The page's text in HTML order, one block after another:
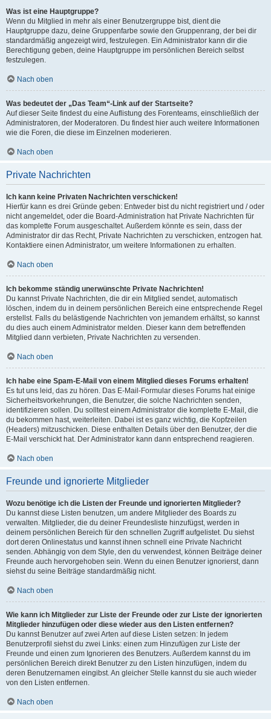
Was ist eine Hauptgruppe?
Wenn du Mitglied in mehr als einer Benutzergruppe bist, dient die
Hauptgruppe dazu, deine Gruppenfarbe sowie den Gruppenrang, der bei dir
standardmäßig angezeigt wird, festzulegen. Ein Administrator kann dir die
Berechtigung geben, deine Hauptgruppe im persönlichen Bereich selbst
festzulegen.
Nach oben
Was bedeutet der „Das Team“-Link auf der Startseite?
Auf dieser Seite findest du eine Auflistung des Forenteams, einschließlich der
Administratoren, der Moderatoren. Du findest hier auch weitere Informationen
wie die Foren, die diese im Einzelnen moderieren.
Nach oben
Private Nachrichten
Ich kann keine Privaten Nachrichten verschicken!
Hierfür kann es drei Gründe geben: Entweder bist du nicht registriert und / oder
nicht angemeldet, oder die Board-Administration hat Private Nachrichten für
das komplette Forum ausgeschaltet. Außerdem könnte es sein, dass der
Administrator dir das Recht, Private Nachrichten zu verschicken, entzogen hat.
Kontaktiere einen Administrator, um weitere Informationen zu erhalten.
Nach oben
Ich bekomme ständig unerwünschte Private Nachrichten!
Du kannst Private Nachrichten, die dir ein Mitglied sendet, automatisch
löschen, indem du in deinem persönlichen Bereich eine entsprechende Regel
erstellst. Falls du belästigende Nachrichten von jemandem erhältst, so kannst
du dies auch einem Administrator melden. Dieser kann dem betreffenden
Mitglied dann verbieten, Private Nachrichten zu versenden.
Nach oben
Ich habe eine Spam-E-Mail von einem Mitglied dieses Forums erhalten!
Es tut uns leid, das zu hören. Das E-Mail-Formular dieses Forums hat einige
Sicherheitsvorkehrungen, die Benutzer, die solche Nachrichten senden,
identifizieren sollen. Du solltest einem Administrator die komplette E-Mail, die
du bekommen hast, weiterleiten. Dabei ist es ganz wichtig, die Kopfzeilen
(Headers) mitzuschicken. Diese enthalten Details über den Benutzer, der die
E-Mail verschickt hat. Der Administrator kann dann entsprechend reagieren.
Nach oben
Freunde und ignorierte Mitglieder
Wozu benötige ich die Listen der Freunde und ignorierten Mitglieder?
Du kannst diese Listen benutzen, um andere Mitglieder des Boards zu
verwalten. Mitglieder, die du deiner Freundesliste hinzufügst, werden in
deinem persönlichen Bereich für den schnellen Zugriff aufgelistet. Du siehst
dort deren Onlinestatus und kannst ihnen schnell eine Private Nachricht
senden. Abhängig von dem Style, den du verwendest, können Beiträge deiner
Freunde auch hervorgehoben sein. Wenn du einen Benutzer ignorierst, dann
siehst du seine Beiträge standardmäßig nicht.
Nach oben
Wie kann ich Mitglieder zur Liste der Freunde oder zur Liste der ignorierten
Mitglieder hinzufügen oder diese wieder aus den Listen entfernen?
Du kannst Benutzer auf zwei Arten auf diese Listen setzen: In jedem
Benutzerprofil siehst du zwei Links: einen zum Hinzufügen zur Liste der
Freunde und einen zum Ignorieren des Benutzers. Außerdem kannst du im
persönlichen Bereich direkt Benutzer zu den Listen hinzufügen, indem du
deren Benutzernamen eingibst. An gleicher Stelle kannst du sie auch wieder
von den Listen entfernen.
Nach oben